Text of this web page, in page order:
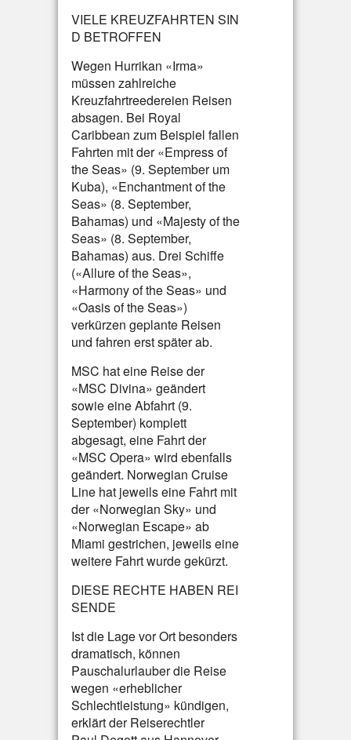
VIELE KREUZFAHRTEN SIN
D BETROFFEN
Wegen Hurrikan «Irma»
müssen zahlreiche
Kreuzfahrtreedereien Reisen
absagen. Bei Royal
Caribbean zum Beispiel fallen
Fahrten mit der «Empress of
the Seas» (9. September um
Kuba), «Enchantment of the
Seas» (8. September,
Bahamas) und «Majesty of the
Seas» (8. September,
Bahamas) aus. Drei Schiffe
(«Allure of the Seas»,
«Harmony of the Seas» und
«Oasis of the Seas»)
verkürzen geplante Reisen
und fahren erst später ab.
MSC hat eine Reise der
«MSC Divina» geändert
sowie eine Abfahrt (9.
September) komplett
abgesagt, eine Fahrt der
«MSC Opera» wird ebenfalls
geändert. Norwegian Cruise
Line hat jeweils eine Fahrt mit
der «Norwegian Sky» und
«Norwegian Escape» ab
Miami gestrichen, jeweils eine
weitere Fahrt wurde gekürzt.
DIESE RECHTE HABEN REI
SENDE
Ist die Lage vor Ort besonders
dramatisch, können
Pauschalurlauber die Reise
wegen «erheblicher
Schlechtleistung» kündigen,
erklärt der Reiserechtler